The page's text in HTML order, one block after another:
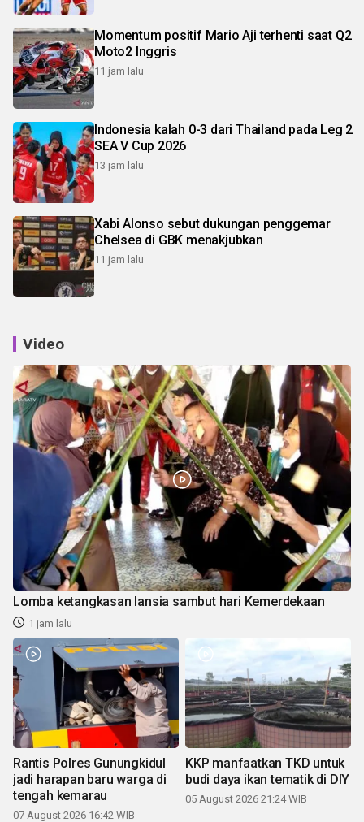
Momentum positif Mario Aji terhenti saat Q2
Moto2 Inggris
11 jam lalu
Indonesia kalah 0-3 dari Thailand pada Leg 2
SEA V Cup 2026
13 jam lalu
Xabi Alonso sebut dukungan penggemar
Chelsea di GBK menakjubkan
11 jam lalu
Video
Lomba ketangkasan lansia sambut hari Kemerdekaan
1 jam lalu
Rantis Polres Gunungkidul
jadi harapan baru warga di
tengah kemarau
07 August 2026 16:42 WIB
KKP manfaatkan TKD untuk
budi daya ikan tematik di DIY
05 August 2026 21:24 WIB